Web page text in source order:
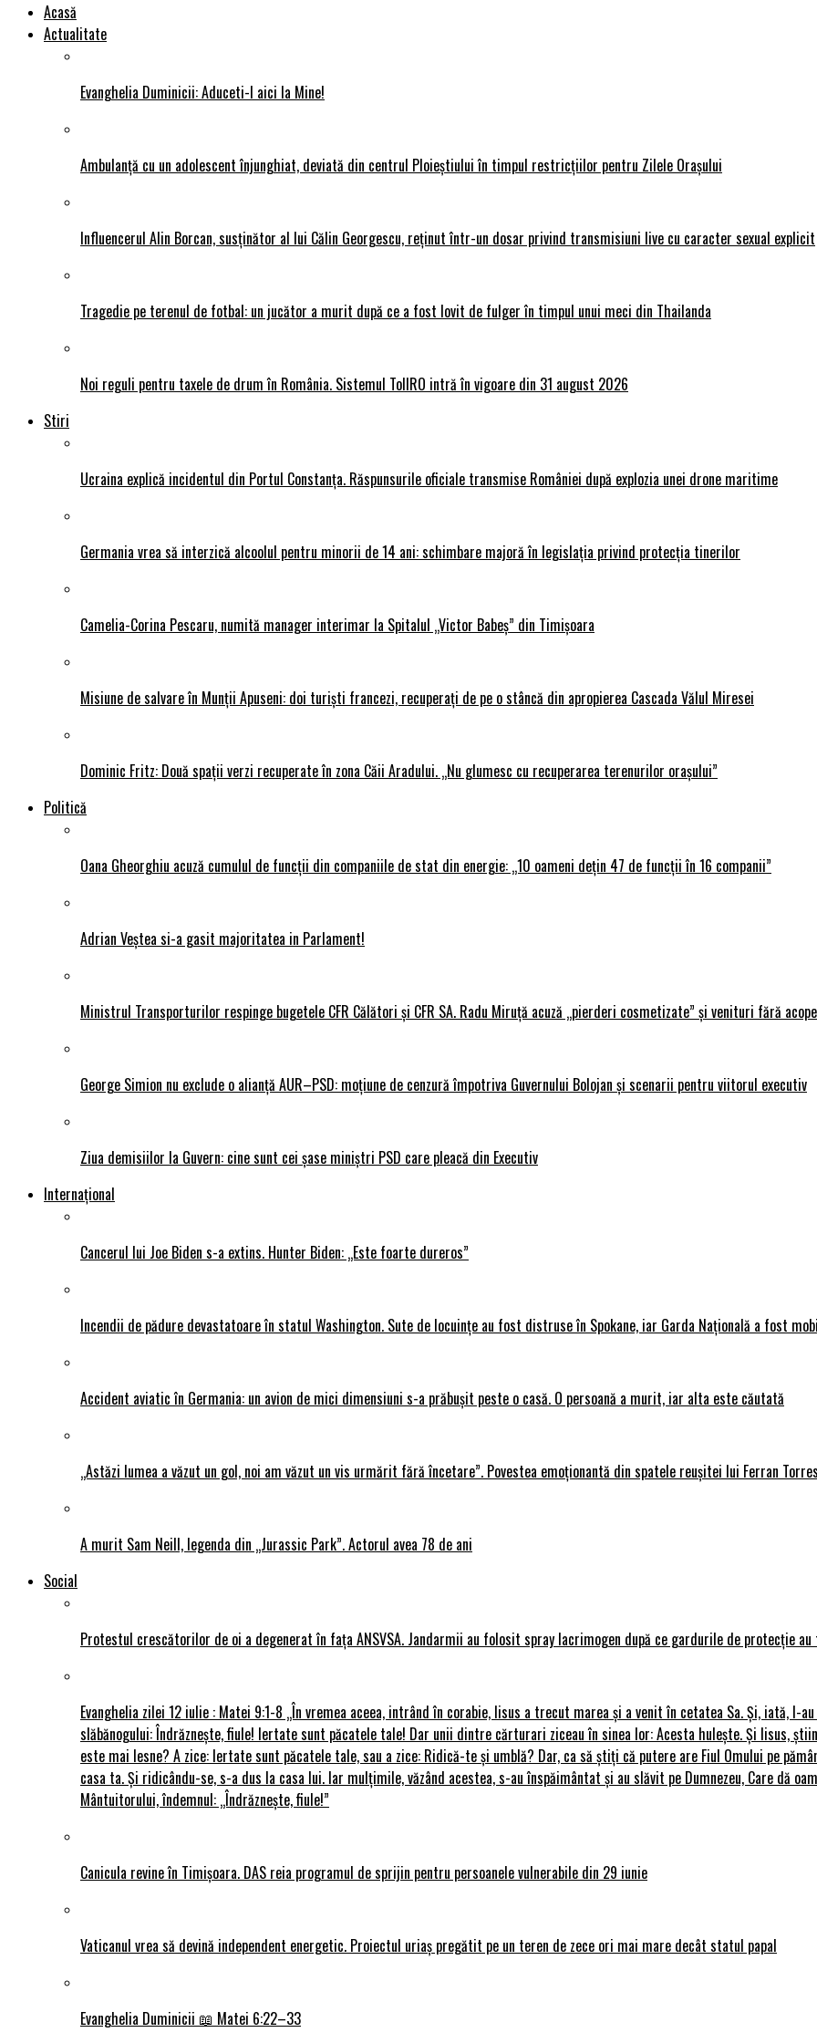
Acasă
Actualitate
Evanghelia Duminicii: Aduceti-l aici la Mine!
Ambulanță cu un adolescent înjunghiat, deviată din centrul Ploieștiului în timpul restricțiilor pentru Zilele Orașului
Influencerul Alin Borcan, susținător al lui Călin Georgescu, reținut într-un dosar privind transmisiuni live cu caracter sexual explicit
Tragedie pe terenul de fotbal: un jucător a murit după ce a fost lovit de fulger în timpul unui meci din Thailanda
Noi reguli pentru taxele de drum în România. Sistemul TollRO intră în vigoare din 31 august 2026
Stiri
Ucraina explică incidentul din Portul Constanța. Răspunsurile oficiale transmise României după explozia unei drone maritime
Germania vrea să interzică alcoolul pentru minorii de 14 ani: schimbare majoră în legislația privind protecția tinerilor
Camelia-Corina Pescaru, numită manager interimar la Spitalul „Victor Babeș” din Timișoara
Misiune de salvare în Munții Apuseni: doi turiști francezi, recuperați de pe o stâncă din apropierea Cascada Vălul Miresei
Dominic Fritz: Două spații verzi recuperate în zona Căii Aradului. „Nu glumesc cu recuperarea terenurilor orașului”
Politică
Oana Gheorghiu acuză cumulul de funcții din companiile de stat din energie: „10 oameni dețin 47 de funcții în 16 companii”
Adrian Veștea si-a gasit majoritatea in Parlament!
Ministrul Transporturilor respinge bugetele CFR Călători și CFR SA. Radu Miruță acuză „pierderi cosmetizate” și venituri fără
George Simion nu exclude o alianță AUR–PSD: moțiune de cenzură împotriva Guvernului Bolojan și scenarii pentru viitorul executiv
Ziua demisiilor la Guvern: cine sunt cei șase miniștri PSD care pleacă din Executiv
Internațional
Cancerul lui Joe Biden s-a extins. Hunter Biden: „Este foarte dureros”
Incendii de pădure devastatoare în statul Washington. Sute de locuințe au fost distruse în Spokane, iar Garda Națională a fost
Accident aviatic în Germania: un avion de mici dimensiuni s-a prăbușit peste o casă. O persoană a murit, iar alta este căutată
„Astăzi lumea a văzut un gol, noi am văzut un vis urmărit fără încetare”. Povestea emoționantă din spatele reușitei lui Ferran
A murit Sam Neill, legenda din „Jurassic Park”. Actorul avea 78 de ani
Social
Protestul crescătorilor de oi a degenerat în fața ANSVSA. Jandarmii au folosit spray lacrimogen după ce gardurile de protecție
Evanghelia zilei 12 iulie : Matei 9:1-8 „În vremea aceea, intrând în corabie, Iisus a trecut marea și a venit în cetatea Sa. Și, iată, I-
slăbănogului: Îndrăznește, fiule! Iertate sunt păcatele tale! Dar unii dintre cărturari ziceau în sinea lor: Acesta hulește. Și Iisus,
este mai lesne? A zice: Iertate sunt păcatele tale, sau a zice: Ridică-te și umblă? Dar, ca să știți că putere are Fiul Omului pe
casa ta. Și ridicându-se, s-a dus la casa lui. Iar mulțimile, văzând acestea, s-au înspăimântat și au slăvit pe Dumnezeu, Care dă
Mântuitorului, îndemnul: „Îndrăznește, fiule!”
Canicula revine în Timișoara. DAS reia programul de sprijin pentru persoanele vulnerabile din 29 iunie
Vaticanul vrea să devină independent energetic. Proiectul uriaș pregătit pe un teren de zece ori mai mare decât statul papal
Evanghelia Duminicii 📖 Matei 6:22–33